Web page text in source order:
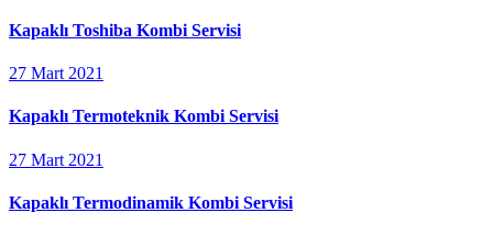
Kapaklı Toshiba Kombi Servisi
27 Mart 2021
Kapaklı Termoteknik Kombi Servisi
27 Mart 2021
Kapaklı Termodinamik Kombi Servisi